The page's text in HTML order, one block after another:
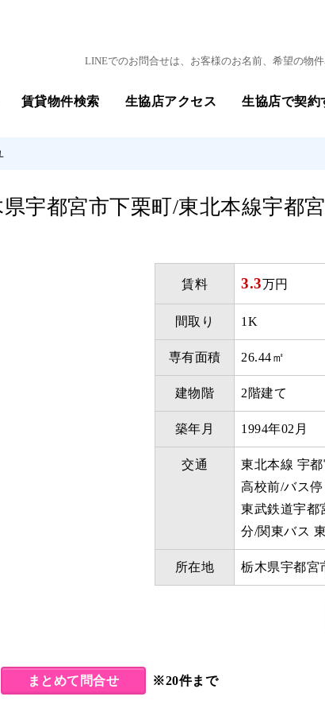
LINEでのお問合せは、お客様のお名前、希望の物
賃貸物件検索 生協店アクセス 生協店で契約
宇都宮市下栗町/東北本線宇都
賃料 3.3万円
間取り 1K
専有面積 26.44㎡
建物階 2階建て
築年月 1994年02月
交通
東北本線 宇
高校前/バス
東武鉄道宇都
分/関東バス
所在地 栃木県宇都宮
まとめて問合せ ※20件まで